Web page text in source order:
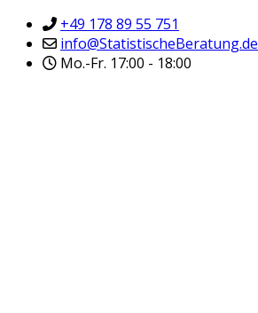
+49 178 89 55 751
info@StatistischeBeratung.de
Mo.-Fr. 17:00 - 18:00